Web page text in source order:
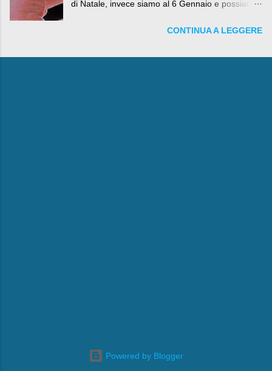
di Natale, invece siamo al 6 Gennaio e possiamo
e la Befana, visto il lieto epilogo della vicenda.
CONTINUA A LEGGERE
Powered by Blogger